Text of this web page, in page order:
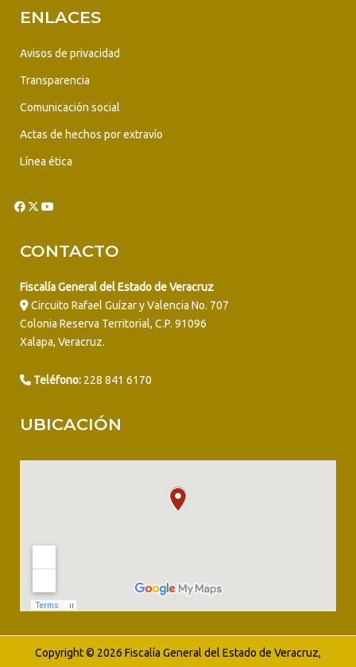
ENLACES
Avisos de privacidad
Transparencia
Comunicación social
Actas de hechos por extravío
Línea ética
CONTACTO
Fiscalía General del Estado de Veracruz
Circuito Rafael Guízar y Valencia No. 707
Colonia Reserva Territorial, C.P. 91096
Xalapa, Veracruz.
Teléfono: 228 841 6170
UBICACIÓN
Copyright © 2026 Fiscalía General del Estado de Veracruz,